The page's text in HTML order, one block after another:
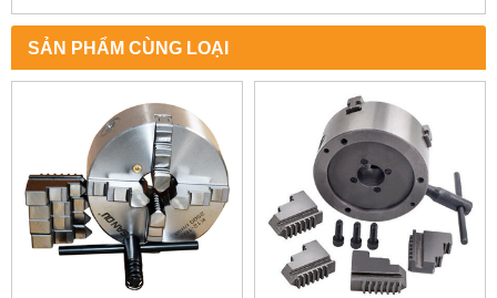
SẢN PHẨM CÙNG LOẠI